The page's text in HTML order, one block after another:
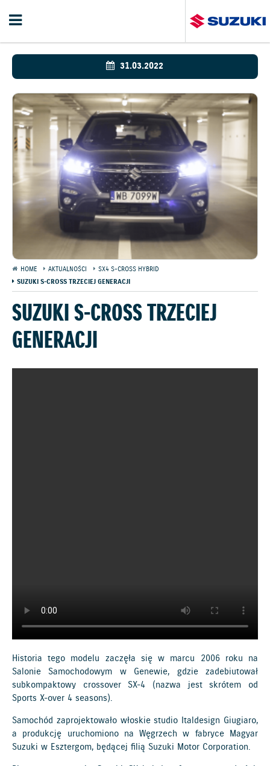
31.03.2022
HOME AKTUALNOŚCI
SX4 S-CROSS HYBRID
SUZUKI S-CROSS TRZECIEJ GENERACJI
SUZUKI S-CROSS TRZECIEJ
GENERACJI
Historia tego modelu zaczęła się w marcu 2006 roku na
Salonie Samochodowym w Genewie, gdzie zadebiutował
subkompaktowy crossover SX-4 (nazwa jest skrótem od
Sports X-over 4 seasons).
Samochód zaprojektowało włoskie studio Italdesign Giugiaro,
a produkcję uruchomiono na Węgrzech w fabryce Magyar
Suzuki w Esztergom, będącej filią Suzuki Motor Corporation.